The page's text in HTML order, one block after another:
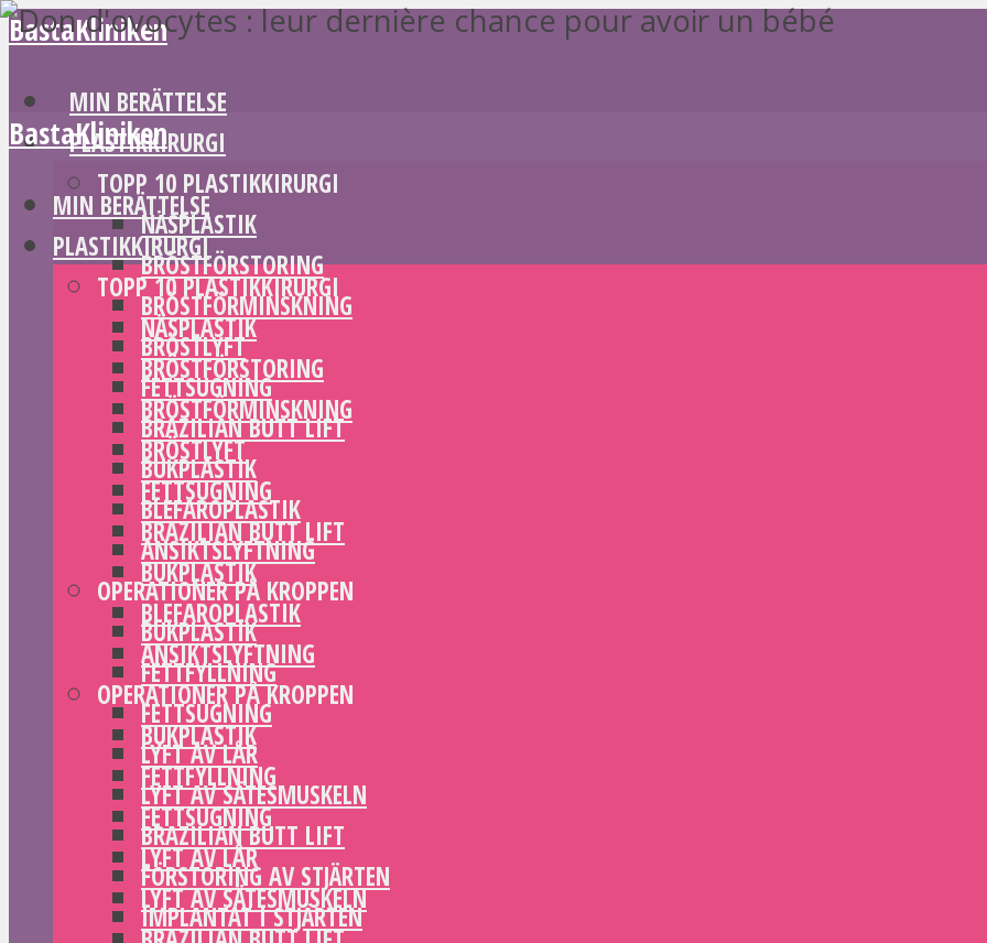
BastaKliniken
MIN BERÄTTELSE
PLASTIKKIRURGI
TOPP 10 PLASTIKKIRURGI
NÄSPLASTIK
BRÖSTFÖRSTORING
BRÖSTFÖRMINSKNING
BRÖSTLYFT
FETTSUGNING
BRAZILIAN BUTT LIFT
BUKPLASTIK
BLEFAROPLASTIK
ANSIKTSLYFTNING
OPERATIONER PÅ KROPPEN
BUKPLASTIK
FETTFYLLNING
FETTSUGNING
LYFT AV LÅR
LYFT AV SÄTESMUSKELN
BRAZILIAN BUTT LIFT
FÖRSTORING AV STJÄRTEN
IMPLANTAT I STJÄRTEN
BastaKliniken
MIN BERÄTTELSE
PLASTIKKIRURGI
TOPP 10 PLASTIKKIRURGI
NÄSPLASTIK
BRÖSTFÖRSTORING
BRÖSTFÖRMINSKNING
BRÖSTLYFT
FETTSUGNING
BRAZILIAN BUTT LIFT
BUKPLASTIK
BLEFAROPLASTIK
ANSIKTSLYFTNING
OPERATIONER PÅ KROPPEN
BUKPLASTIK
FETTFYLLNING
FETTSUGNING
LYFT AV LÅR
LYFT AV SÄTESMUSKELN